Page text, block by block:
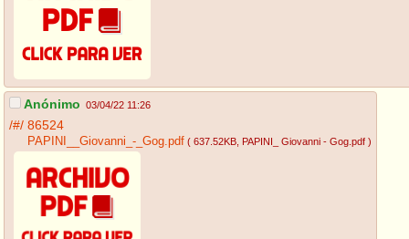
Anónimo 03/04/22 11:26
/#/ 86524
PAPINI__Giovanni_-_Gog.pdf ( 637.52KB , PAPINI_ Giovanni - Gog.pdf )